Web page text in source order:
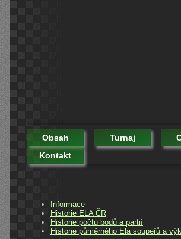
Obsah Turnaj
Kontakt
Informace
Historie ELA ČR
Historie počtu bodů a partií
Historie půměrného Ela soupeřů a